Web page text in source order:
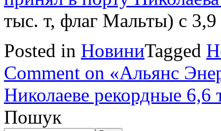
тыс. т, флаг Мальты) с
Posted in НовиниTagged
Comment on «Альянс
Николаеве рекордные 6,6
Пошук